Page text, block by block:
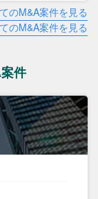
のM&A案件を見る
のM&A案件を見る
件